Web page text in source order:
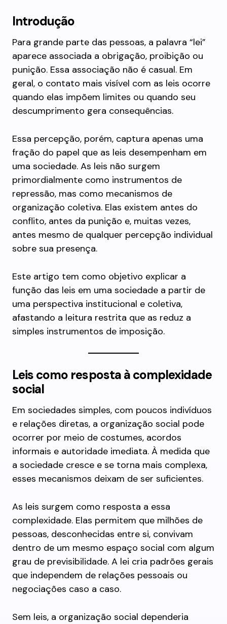
Introdução
Para grande parte das pessoas, a palavra “lei”
aparece associada a obrigação, proibição ou
punição. Essa associação não é casual. Em
geral, o contato mais visível com as leis ocorre
quando elas impõem limites ou quando seu
descumprimento gera consequências.
Essa percepção, porém, captura apenas uma
fração do papel que as leis desempenham em
uma sociedade. As leis não surgem
primordialmente como instrumentos de
repressão, mas como mecanismos de
organização coletiva. Elas existem antes do
conflito, antes da punição e, muitas vezes,
antes mesmo de qualquer percepção individual
sobre sua presença.
Este artigo tem como objetivo explicar a
função das leis em uma sociedade a partir de
uma perspectiva institucional e coletiva,
afastando a leitura restrita que as reduz a
simples instrumentos de imposição.
Leis como resposta à complexidade
social
Em sociedades simples, com poucos indivíduos
e relações diretas, a organização social pode
ocorrer por meio de costumes, acordos
informais e autoridade imediata. À medida que
a sociedade cresce e se torna mais complexa,
esses mecanismos deixam de ser suficientes.
As leis surgem como resposta a essa
complexidade. Elas permitem que milhões de
pessoas, desconhecidas entre si, convivam
dentro de um mesmo espaço social com algum
grau de previsibilidade. A lei cria padrões gerais
que independem de relações pessoais ou
negociações caso a caso.
Sem leis, a organização social dependeria